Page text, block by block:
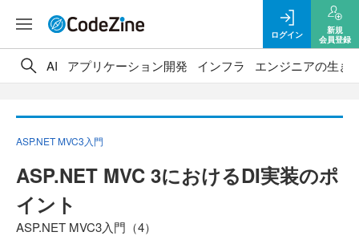
ログイン
新規
会員登録
AI アプリケーション開発 インフラ エンジニアの生き
ASP.NET MVC3入門
ASP.NET MVC 3におけるDI実装のポ
イント
ASP.NET MVC3入門（4）